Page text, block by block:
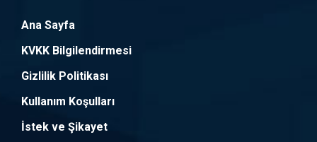
Ana Sayfa
KVKK Bilgilendirmesi
Gizlilik Politikası
Kullanım Koşulları
İstek ve Şikayet